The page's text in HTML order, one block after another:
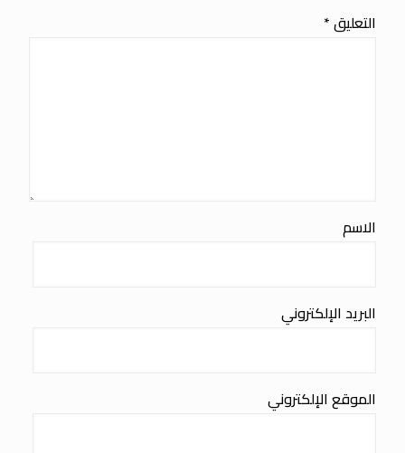
التعليق*
الاسم
البريد الإلكتروني
الموقع الإلكتروني